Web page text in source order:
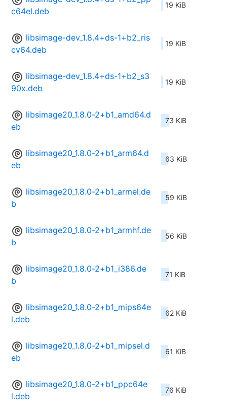
c64el.deb
19 KiB
libsimage-dev_1.8.4+ds-1+b2_ris
cv64.deb
19 KiB
libsimage-dev_1.8.4+ds-1+b2_s3
90x.deb
19 KiB
libsimage20_1.8.0-2+b1_amd64.d
eb
73 KiB
libsimage20_1.8.0-2+b1_arm64.d
eb
63 KiB
libsimage20_1.8.0-2+b1_armel.de
b
59 KiB
libsimage20_1.8.0-2+b1_armhf.de
b
56 KiB
libsimage20_1.8.0-2+b1_i386.de
b
71 KiB
libsimage20_1.8.0-2+b1_mips64e
l.deb
62 KiB
libsimage20_1.8.0-2+b1_mipsel.d
eb
61 KiB
libsimage20_1.8.0-2+b1_ppc64e
l.deb
76 KiB